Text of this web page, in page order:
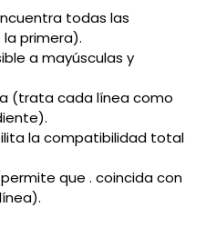
todas las
primera).
a mayúsculas y
(trata cada línea como
la compatibilidad total
que . coincida con